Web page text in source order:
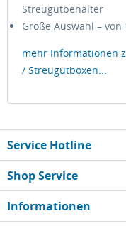
Streugutbehälter
Große Auswahl –
mehr Informationen
/ Streugutboxen...
Service Hotline
Shop Service
Informationen